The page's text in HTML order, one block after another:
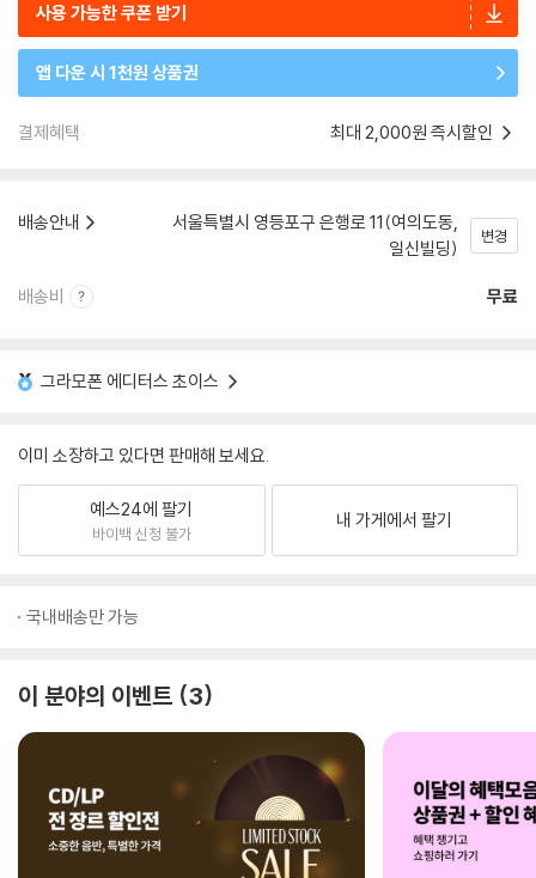
사용 가능한 쿠폰 받기
앱 다운 시 1천원 상품권
결제혜택 최대 2,000원 즉시할인
배송안내
서울특별시 영등포구 은행로 11(여의도동,
일신빌딩)
변경
배송비 무료
그라모폰 에디터스 초이스
이미 소장하고 있다면 판매해 보세요.
예스24에 팔기
바이백 신청 불가
내 가게에서 팔기
국내배송만 가능
이 분야의 이벤트 3